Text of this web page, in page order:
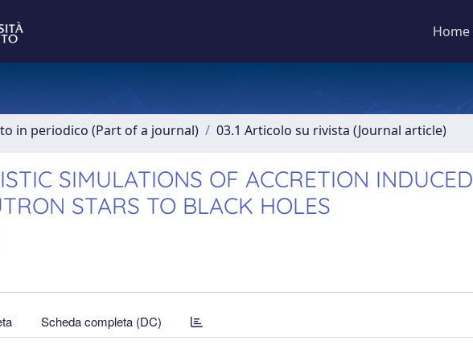
Home
in periodico (Part of a journal) 03.1 Articolo su rivista (Journal article)
SIMULATIONS OF ACCRETION INDUCED
STARS TO BLACK HOLES
Scheda completa (DC)